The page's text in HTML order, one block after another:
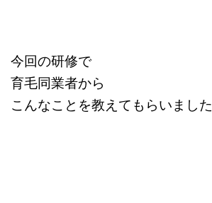
今回の研修で
育毛同業者から
こんなことを教えてもらいました